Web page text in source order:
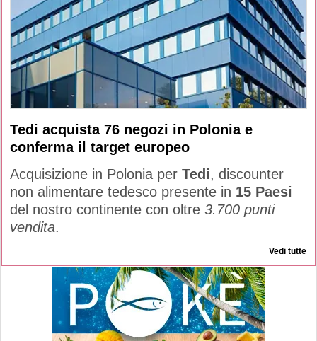
Tedi acquista 76 negozi in Polonia e
conferma il target europeo
Acquisizione in Polonia per Tedi, discounter
non alimentare tedesco presente in 15 Paesi
del nostro continente con oltre 3.700 punti
vendita.
Vedi tutte